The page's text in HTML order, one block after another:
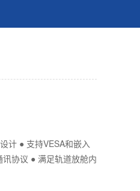
计 ● 支持VESA和嵌入
协议 ● 满足轨道放舱内